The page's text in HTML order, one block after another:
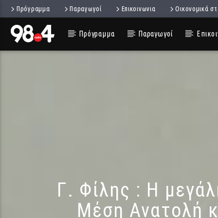
Πρόγραμμα Παραγωγοί Επικοινωνια Οικονομικά
Πρόγραμμα Παραγωγοί
Γ. Φίλης : Η
Μέση Ανατολή